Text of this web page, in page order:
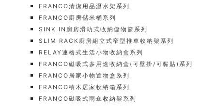
FRANCO清潔用品瀝水架系列
FRANCO廚房儲米桶系列
SINK IN廚房滑軌式收納儲物籃系列
SLIM RACK廚房組立式窄型推車收納架系列
RELAY連格式生活小物收納盒系列
FRANCO磁吸式多用途收納盒(可壁掛/可黏貼)系列
FRANCO居家小物置物盒系列
FRANCO積木居家收納箱系列
FRANCO磁吸式雨傘收納架系列